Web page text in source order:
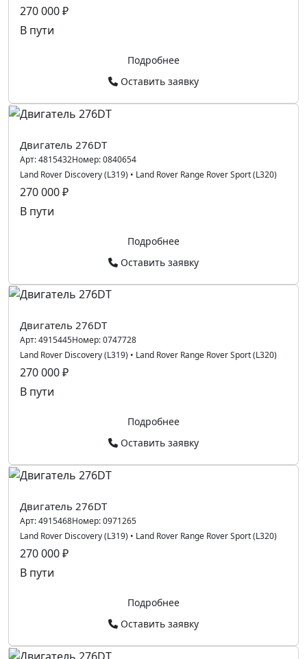
270 000 ₽
В пути
Подробнее
Оставить заявку
Двигатель 276DT
Арт:4815432Номер:0840654
Land Rover Discovery (L319) • Land Rover Range Rover Sport (L320)
270 000 ₽
В пути
Подробнее
Оставить заявку
Двигатель 276DT
Арт:4915445Номер:0747728
Land Rover Discovery (L319) • Land Rover Range Rover Sport (L320)
270 000 ₽
В пути
Подробнее
Оставить заявку
Двигатель 276DT
Арт:4915468Номер:0971265
Land Rover Discovery (L319) • Land Rover Range Rover Sport (L320)
270 000 ₽
В пути
Подробнее
Оставить заявку